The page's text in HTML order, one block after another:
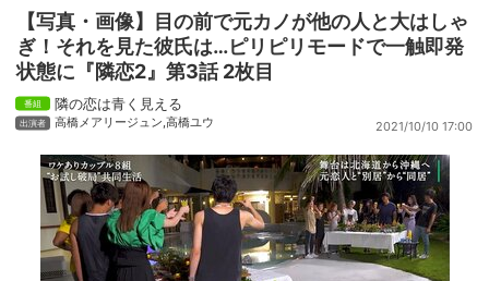
【写真・画像】目の前で元カノが他の人と大はしゃ
ぎ！それを見た彼氏は…ピリピリモードで一触即発
状態に『隣恋2』第3話 2枚目
隣の恋は青く見える
高橋メアリージュン,高橋ユウ 2021/10/10 17:00